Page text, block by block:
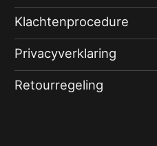
Klachtenprocedure
Privacyverklaring
Retourregeling